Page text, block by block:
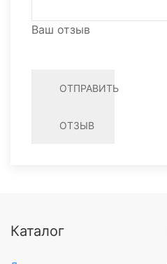
Ваш отзыв
ОТПРАВИТЬ
ОТЗЫВ
Каталог